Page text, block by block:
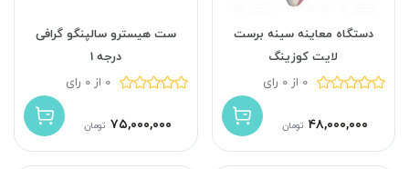
دستگاه معاینه سینه برست
لایت کوزینگ
0 از 0 رای
۴۸,۰۰۰,۰۰۰ تومان
ست هیسترو سالپنگو گرافی
درجه 1
0 از 0 رای
۷۵,۰۰۰,۰۰۰ تومان